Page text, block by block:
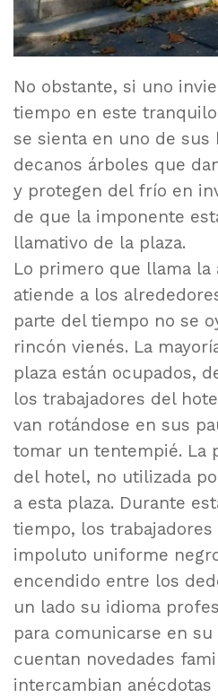
No obstante, si uno
tiempo en este
se sienta en uno de sus
decanos árboles que
y protegen del frío en
de que la imponente
llamativo de la plaza.
Lo primero que llama la
atiende a los
parte del tiempo no se
rincón vienés. La
plaza están ocupados,
los trabajadores del
van rotándose en sus
tomar un tentempié. La
del hotel, no utilizada
a esta plaza. Durante
tiempo, los trabajadores
impoluto uniforme
encendido entre los
un lado su idioma
para comunicarse en
cuentan novedades
intercambian